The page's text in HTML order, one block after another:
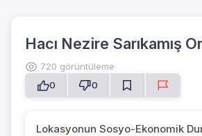
Hacı Nezire Sarıkamış
720 görüntüleme
0
0
Lokasyonun Sosyo-Ekonomik